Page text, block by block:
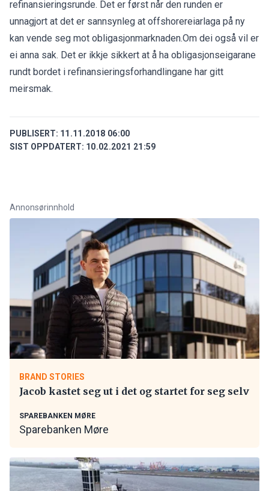
refinansieringsrunde. Det er først når den runden er
unnagjort at det er sannsynleg at offshorereiarlaga på ny
kan vende seg mot obligasjonmarknaden.Om dei også vil er
ei anna sak. Det er ikkje sikkert at å ha obligasjonseigarane
rundt bordet i refinansieringsforhandlingane har gitt
meirsmak.
PUBLISERT: 11.11.2018 06:00
SIST OPPDATERT: 10.02.2021 21:59
Annonsørinnhold
BRAND STORIES
Jacob kastet seg ut i det og startet for seg selv
SPAREBANKEN MØRE
Sparebanken Møre